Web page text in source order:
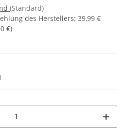
(Standard)
des Herstellers: 39,99 €
€)